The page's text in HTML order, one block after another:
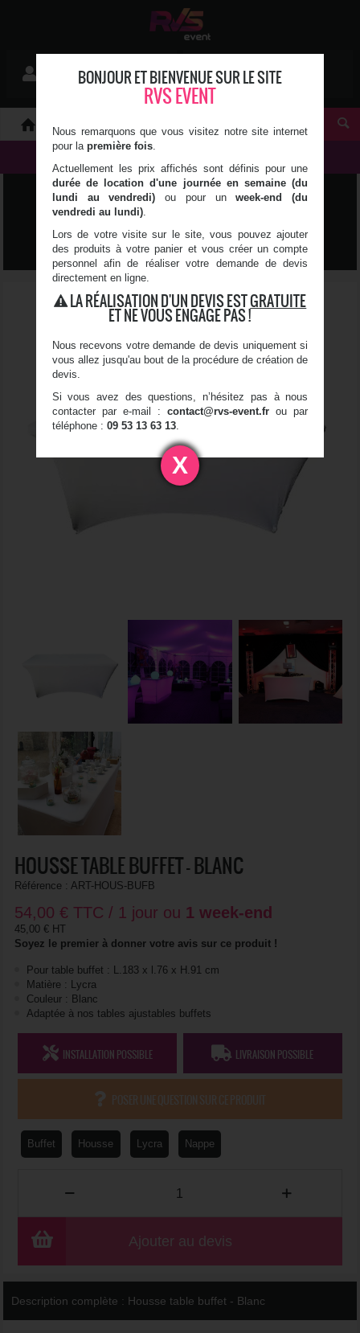
Se connecter
0 article(s)
ART DE LA TABLE &
DÉCORATION
HOUSSE TABLE BUFFET - BLANC
Référence :ART-HOUS-BUFB
54,00 € TTC / 1 jour ou 1 week-end
45,00 € HT
Soyez le premier à donner votre avis sur ce produit !
Pour table buffet : L.183 x l.76 x H.91 cm
Matière : Lycra
Couleur : Blanc
Adaptée à nos tables ajustables buffets
INSTALLATION POSSIBLE LIVRAISON POSSIBLE
POSER UNE QUESTION SUR CE PRODUIT
Buffet Housse Lycra Nappe
Ajouter au devis
Description complète : Housse table buffet - Blanc
X
BONJOUR ET BIENVENUE SUR LE SITE
RVS EVENT
Nous remarquons que vous visitez notre site internet
pour la première fois.
Actuellement les prix affichés sont définis pour une
durée de location d'une journée en semaine (du
lundi au vendredi) ou pour unweek-end (du
vendredi au lundi).
Lors de votre visite sur le site, vous pouvez ajouter
des produits à votre panier et vous créer un compte
personnel afin de réaliser votre demande de devis
directement en ligne.
LA RÉALISATION D'UN DEVIS ESTGRATUITE
ET NE VOUS ENGAGE PAS !
Nous recevons votre demande de devis uniquement si
vous allez jusqu'au bout de la procédure de création de
devis.
Si vous avez des questions, n’hésitez pas à nous
contacter par e-mail :contact@rvs-event.fr ou par
téléphone : 09 53 13 63 13.